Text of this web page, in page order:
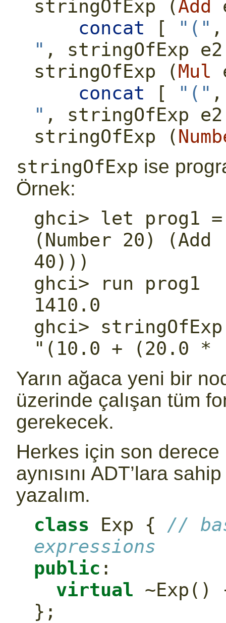
stringOfExp (Add
concat [ "("
" , stringOfExp
stringOfExp (Mul
concat [ "("
" , stringOfExp
stringOfExp (
stringOfExp ise
Örnek:
ghci> let prog1 =
(Number 20) (Add
40)))
ghci> run prog1
1410.0
ghci>
"(10.0 + (20.0 *
Yarın ağaca yeni bir
üzerinde çalışan tüm
gerekecek.
Herkes için son
aynısını ADT’lara
yazalım.
class Exp { //
expressions
public :
virtual ~Exp()
};